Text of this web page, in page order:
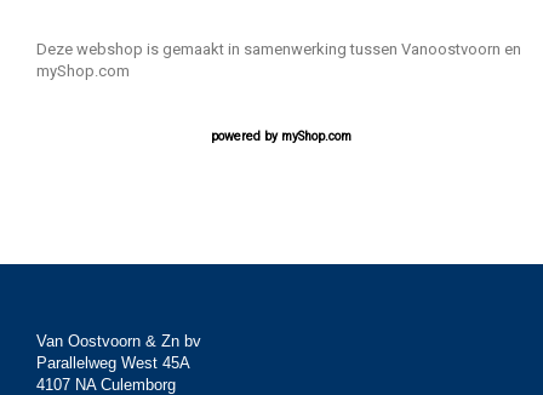
Deze webshop is gemaakt in samenwerking tussen Vanoostvoorn en
myShop.com
powered by myShop.com
Van Oostvoorn & Zn bv
Parallelweg West 45A
4107 NA Culemborg